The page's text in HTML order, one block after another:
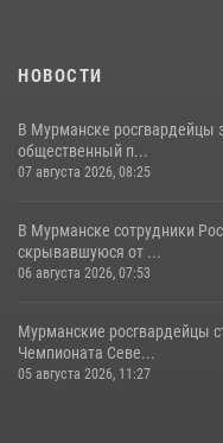
НОВОСТИ
В Мурманске росгвардейцы
общественный п...
07 августа 2026, 08:25
В Мурманске сотрудники
скрывавшуюся от ...
06 августа 2026, 07:53
Мурманские росгвардейцы
Чемпионата Севе...
05 августа 2026, 11:27